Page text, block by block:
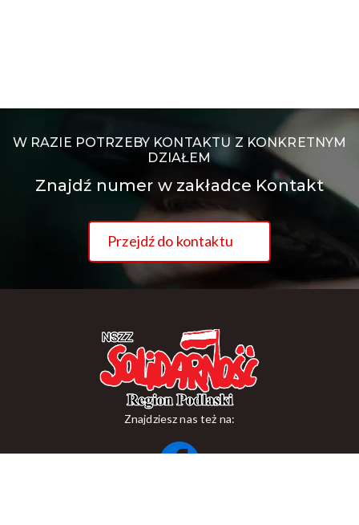
W RAZIE POTRZEBY KONTAKTU Z KONKRETNYM
DZIAŁEM
Znajdź numer w zakładce Kontakt
Przejdź do kontaktu
Znajdziesz nas też na: